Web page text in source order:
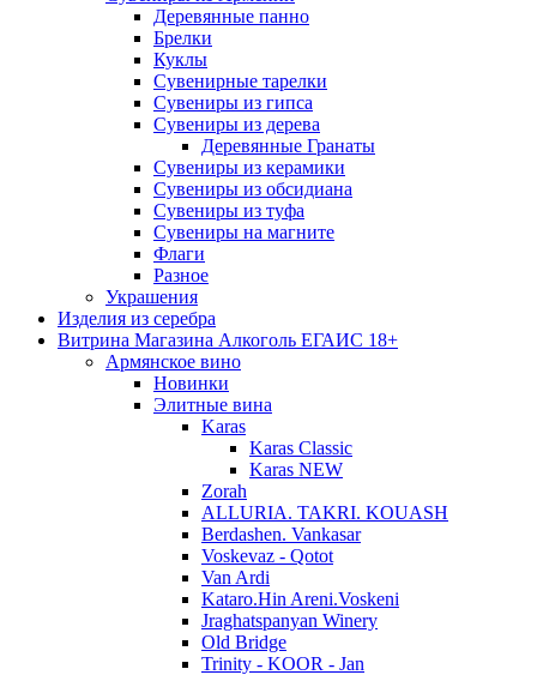
Деревянные панно
Брелки
Куклы
Сувенирные тарелки
Сувениры из гипса
Сувениры из дерева
Деревянные Гранаты
Сувениры из керамики
Сувениры из обсидиана
Сувениры из туфа
Сувениры на магните
Флаги
Разное
Украшения
Изделия из серебра
Витрина Магазина Алкоголь ЕГАИС 18+
Армянское вино
Новинки
Элитные вина
Karas
Karas Classic
Karas NEW
Zorah
ALLURIA. TAKRI. KOUASH
Berdashen. Vankasar
Voskevaz - Qotot
Van Ardi
Kataro.Hin Areni.Voskeni
Jraghatspanyan Winery
Old Bridge
Trinity - KOOR - Jan